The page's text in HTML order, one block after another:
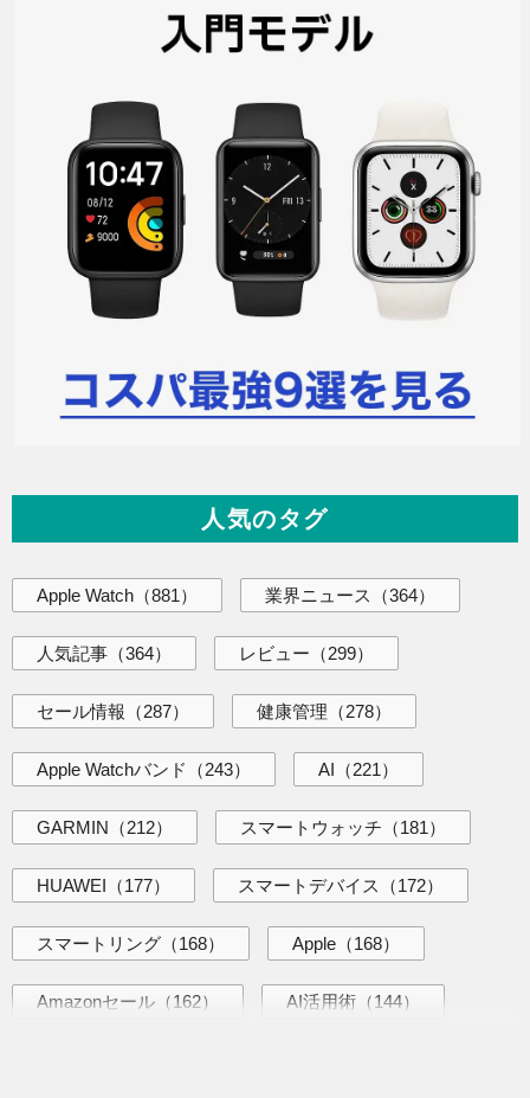
人気のタグ
Apple Watch （881） 業界ニュース （364）
人気記事 （364） レビュー （299）
セール情報 （287） 健康管理 （278）
Apple Watchバンド （243） AI （221）
GARMIN （212） スマートウォッチ （181）
HUAWEI （177） スマートデバイス （172）
スマートリング （168） Apple （168）
Amazonセール （162） AI活用術 （144）